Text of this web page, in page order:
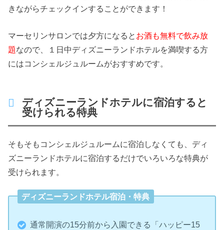
きながらチェックインすることができます！
マーセリンサロンでは夕方になると お酒も無料で飲み放
題なので、１日中ディズニーランドホテルを満喫する方
にはコンシェルジュルームがおすすめです。
ディズニーランドホテルに宿泊すると
受けられる特典
そもそもコンシェルジュルームに宿泊しなくても、ディ
ズニーランドホテルに宿泊するだけでいろいろな特典が
受けられます。
ディズニーランドホテル宿泊・特典
通常開演の15分前から入園できる「ハッピー15